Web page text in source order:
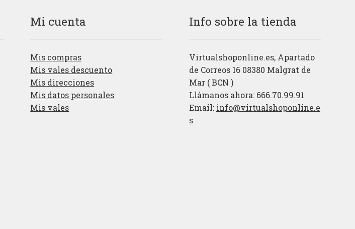
Mi cuenta
Mis compras
Mis vales descuento
Mis direcciones
Mis datos personales
Mis vales
Info sobre la tienda
Virtualshoponline.es, Apartado
de Correos 16 08380 Malgrat de
Mar ( BCN )
Llámanos ahora: 666.70.99.91
Email: info@virtualshoponline.e
s